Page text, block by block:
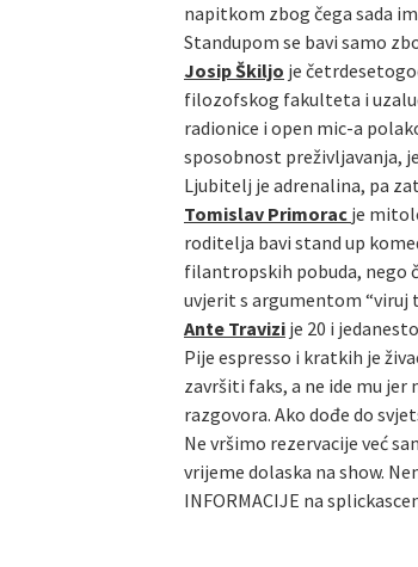
napitkom zbog čega sada
Standupom se bavi samo
Josip Škiljo je
filozofskog fakulteta i
radionice i open mic-a
sposobnost preživljavanja,
Ljubitelj je adrenalina, pa
Tomislav Primorac je
roditelja bavi stand up
filantropskih pobuda, nego
uvjerit s argumentom “viruj
Ante Travizi je 20 i
Pije espresso i kratkih je
završiti faks, a ne ide mu jer
razgovora. Ako dođe do
Ne vršimo rezervacije već
vrijeme dolaska na show.
INFORMACIJE na